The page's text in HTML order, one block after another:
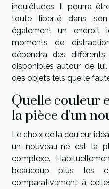
inquiétudes. Il pourra
toute liberté dans son
également un endroit
moments de
dépendra des
disponibles autour de
des objets tels que le
Quelle couleur
la pièce d'un
Le choix de la couleur
un nouveau-né est la
complexe.
beaucoup plus les
comparativement à